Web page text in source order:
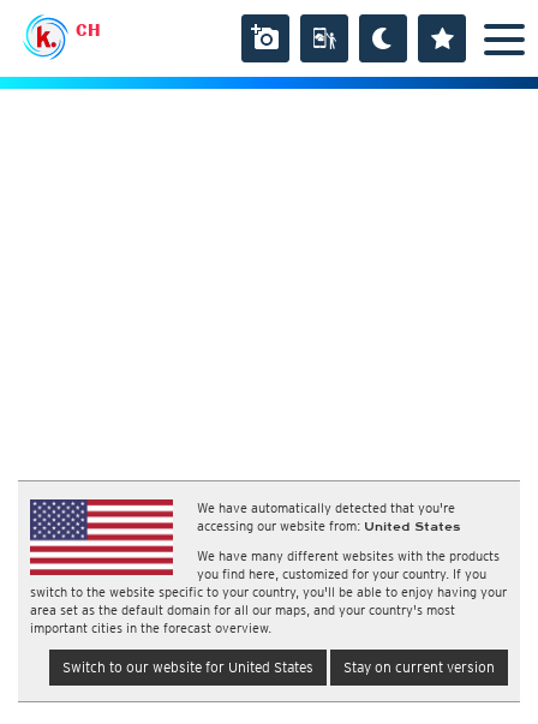
CH
We have automatically detected that you're
accessing our website from: United States
We have many different websites with the products
you find here, customized for your country. If you
switch to the website specific to your country, you'll be able to enjoy having your
area set as the default domain for all our maps, and your country's most
important cities in the forecast overview.
Switch to our website for United States Stay on current version